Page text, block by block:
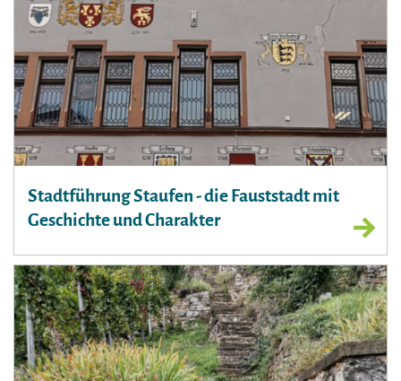
Stadtführung Staufen - die Fauststadt mit
Geschichte und Charakter